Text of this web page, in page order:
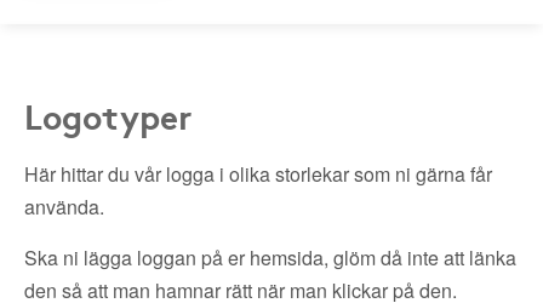
Logotyper
Här hittar du vår logga i olika storlekar som ni gärna får
använda.
Ska ni lägga loggan på er hemsida, glöm då inte att länka
den så att man hamnar rätt när man klickar på den.